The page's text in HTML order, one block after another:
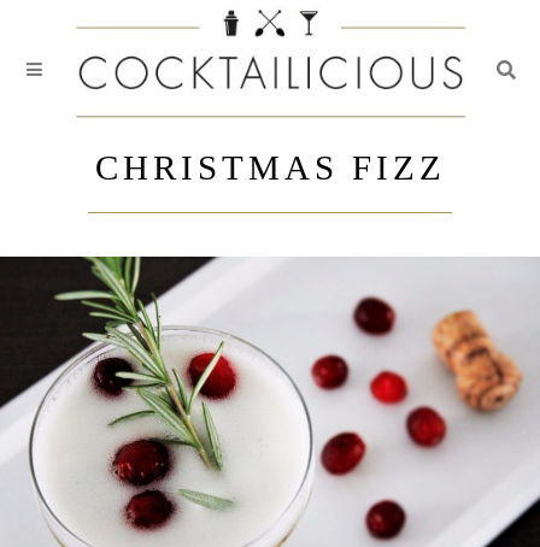
CHRISTMAS FIZZ